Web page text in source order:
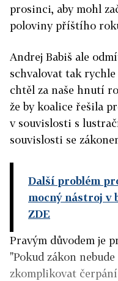
prosinci, aby mohl
poloviny příštího
Andrej Babiš ale
schvalovat tak rychle
chtěl za naše hnutí
že by koalice řešila
v souvislosti s
souvislosti se
Další problém
mocný nástroj v
ZDE
Pravým důvodem je
"Pokud zákon
zkomplikovat